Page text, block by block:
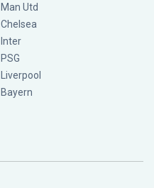
Man Utd
Chelsea
Inter
PSG
Liverpool
Bayern